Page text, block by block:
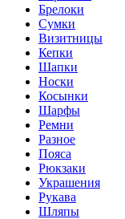
Брелоки
Сумки
Визитницы
Кепки
Шапки
Носки
Косынки
Шарфы
Ремни
Разное
Пояса
Рюкзаки
Украшения
Рукава
Шляпы